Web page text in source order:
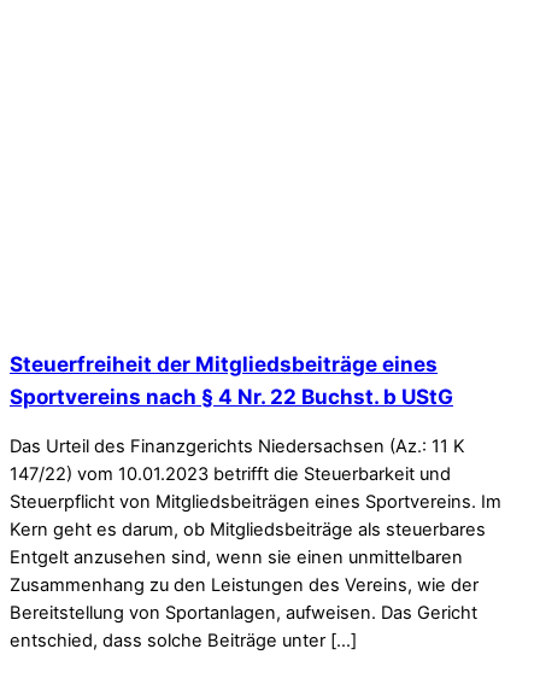
Steuerfreiheit der Mitgliedsbeiträge eines
Sportvereins nach § 4 Nr. 22 Buchst. b UStG
Das Urteil des Finanzgerichts Niedersachsen (Az.: 11 K
147/22) vom 10.01.2023 betrifft die Steuerbarkeit und
Steuerpflicht von Mitgliedsbeiträgen eines Sportvereins. Im
Kern geht es darum, ob Mitgliedsbeiträge als steuerbares
Entgelt anzusehen sind, wenn sie einen unmittelbaren
Zusammenhang zu den Leistungen des Vereins, wie der
Bereitstellung von Sportanlagen, aufweisen. Das Gericht
entschied, dass solche Beiträge unter […]